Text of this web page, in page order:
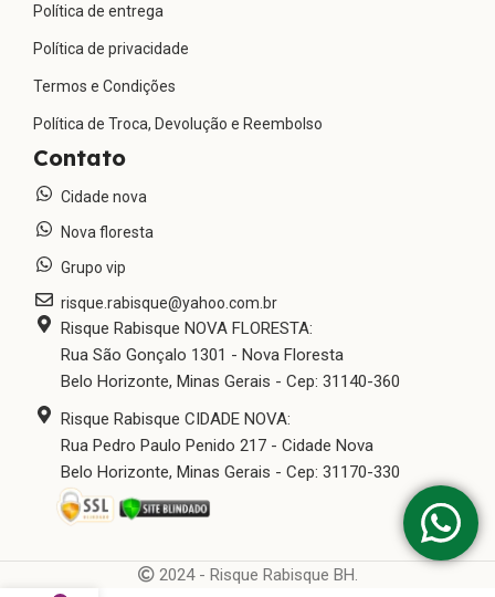
Política de entrega
Política de privacidade
Termos e Condições
Política de Troca, Devolução e Reembolso
Contato
Cidade nova
Nova floresta
Grupo vip
risque.rabisque@yahoo.com.br
Risque Rabisque NOVA FLORESTA:
Rua São Gonçalo 1301 - Nova Floresta
Belo Horizonte, Minas Gerais - Cep: 31140-360
Risque Rabisque CIDADE NOVA:
Rua Pedro Paulo Penido 217 - Cidade Nova
Belo Horizonte, Minas Gerais - Cep: 31170-330
2024 - Risque Rabisque BH.